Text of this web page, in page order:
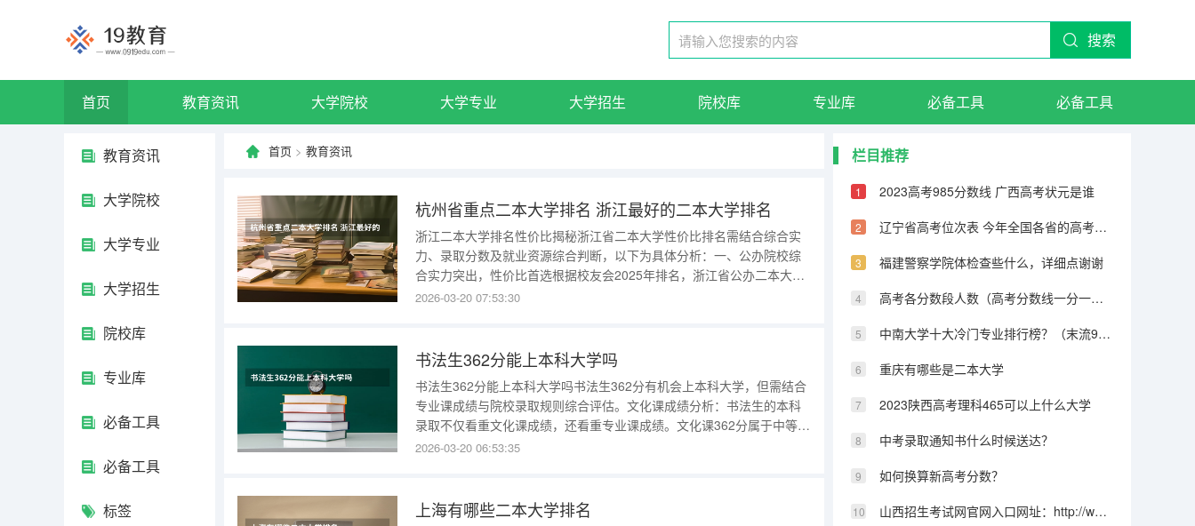
搜索
首页 教育资讯 大学院校 大学专业 大学招生 院校库 专业库 必备工具 必备工具
教育资讯
大学院校
大学专业
大学招生
院校库
专业库
必备工具
必备工具
标签
首页 > 教育资讯
杭州省重点二本大学排名 浙江最好的二本大学排名
浙江二本大学排名性价比揭秘浙江省二本大学性价比排名需结合综合实
力、录取分数及就业资源综合判断，以下为具体分析：一、公办院校综
合实力突出，性价比首选根据校友会2025年排名，浙江省公办二本大学
中湖州师范学院（全国第198名）、台州学院（全国第257名）、浙江传
2026-03-20 07:53:30
书法生362分能上本科大学吗
书法生362分能上本科大学吗书法生362分有机会上本科大学，但需结合
专业课成绩与院校录取规则综合评估。文化课成绩分析：书法生的本科
录取不仅看重文化课成绩，还看重专业课成绩。文化课362分属于中等偏
低水平，在本科录取中并不具备特别的优势。专业课成绩的重要性：专
2026-03-20 06:53:35
上海有哪些二本大学排名
栏目推荐
2023高考985分数线 广西高考状元是谁
辽宁省高考位次表 今年全国各省的高考志愿填报时间是几号？
福建警察学院体检查些什么，详细点谢谢
高考各分数段人数（高考分数线一分一段表）
中南大学十大冷门专业排行榜？（末流985大学名单：最冷门的10所985大学（分数较低））
重庆有哪些是二本大学
2023陕西高考理科465可以上什么大学
中考录取通知书什么时候送达？
如何换算新高考分数？
山西招生考试网官网入口网址：http://www.sxkszx.cn/ 山西招生考试网官网报名系统登录网址：http://www.sxkszx.cn/index.html